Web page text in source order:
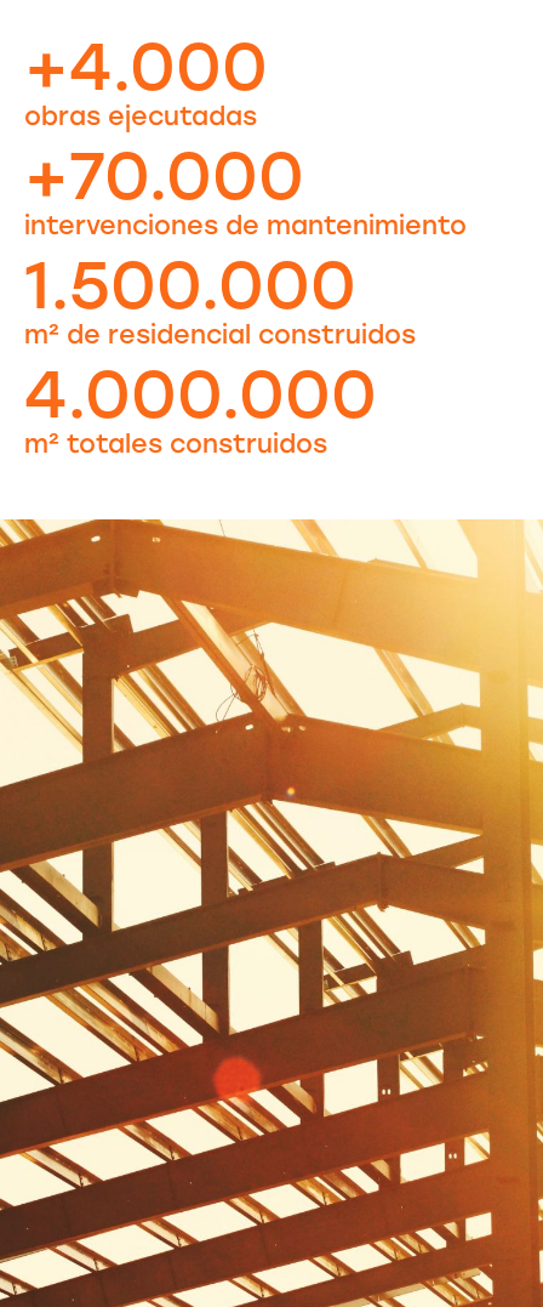
+4.000
obras ejecutadas
+70.000
intervenciones de mantenimiento
1.500.000
m² de residencial construidos
4.000.000
m² totales construidos